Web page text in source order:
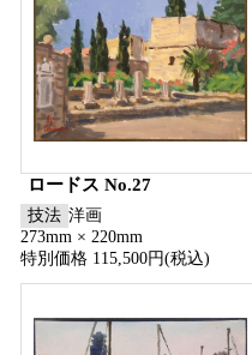
ロードス No.27
技法 洋画
273mm × 220mm
特別価格 115,500円(税込)